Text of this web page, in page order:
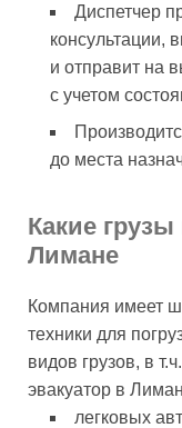
Диспетчер
консультации,
и отправит на
с учетом
до места
Какие грузы
Лимане
Компания имеет
техники для
видов грузов, в
эвакуатор в
легковых